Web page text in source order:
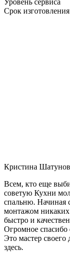
Срок изготовления
Кристина
Всем, кто еще
советую Кухни
спальню. Начиная
монтажом
быстро и
Огромное
Это мастер своего
здесь.